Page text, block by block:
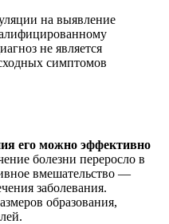
на выявление
не является
симптомов
его можно эффективно
болезни переросло в
вмешательство —
заболевания.
образования,